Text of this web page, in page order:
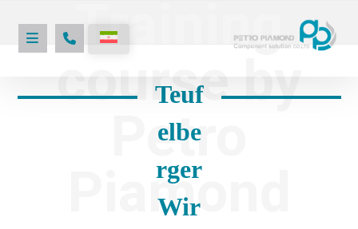
Training
course by
Petro
Piamond
Teuf
elbe
rger
Wir